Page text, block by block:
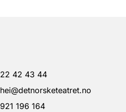
22 42 43 44
hei@detnorsketeatret.no
921 196 164